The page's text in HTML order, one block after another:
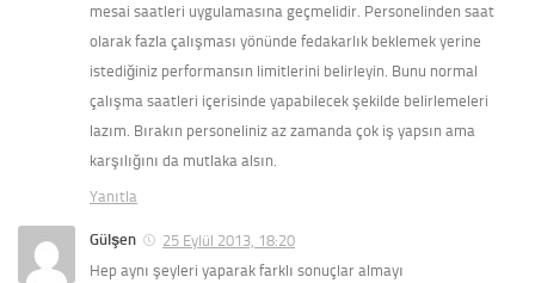
mesai saatleri uygulamasına geçmelidir. Personelinden saat
olarak fazla çalışması yönünde fedakarlık beklemek yerine
istediğiniz performansın limitlerini belirleyin. Bunu normal
çalışma saatleri içerisinde yapabilecek şekilde belirlemeleri
lazım. Bırakın personeliniz az zamanda çok iş yapsın ama
karşılığını da mutlaka alsın.
Yanıtla
Gülşen
25 Eylül 2013, 18:20
Hep aynı şeyleri yaparak farklı sonuçlar almayı